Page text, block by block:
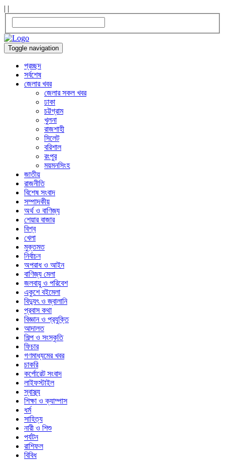
| |
Toggle navigation
প্রচ্ছদ
সর্বশেষ
জেলার খবর
জেলার সকল খবর
ঢাকা
চট্টগ্রাম
খুলনা
রাজশাহী
সিলেট
বরিশাল
রংপুর
ময়মনসিংহ
জাতীয়
রাজনীতি
বিশেষ সংবাদ
সম্পাদকীয়
অর্থ ও বাণিজ্য
শেয়ার বাজার
বিশ্ব
খেলা
মুক্তমত
নির্বাচন
অপরাধ ও আইন
বাণিজ্য মেলা
জলবায়ু ও পরিবেশ
একুশে বইমেলা
বিদ্যুৎ ও জ্বালানি
প্রবাস কথা
বিজ্ঞান ও প্রযুক্তি
আদালত
শিল্প ও সংস্কৃতি
ফিচার
গণমাধ্যমের খবর
চাকরি
কর্পোরেট সংবাদ
লাইফস্টাইল
স্বাস্থ্য
শিক্ষা ও ক্যাম্পাস
ধর্ম
সাহিত্য
নারী ও শিশু
পর্যটন
রাশিফল
বিবিধ